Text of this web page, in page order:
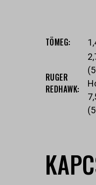
TÖMEG
RUGER
REDHAWK